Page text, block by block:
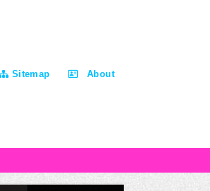
Sitemap About